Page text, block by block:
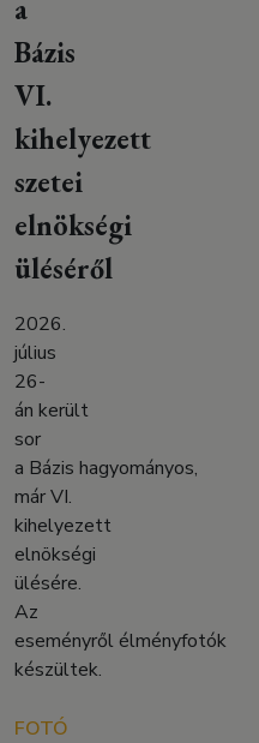
a
Bázis
VI.
kihelyezett
szetei
elnökségi
üléséről
2026.
július
26-
án került
sor
a Bázis hagyományos,
már VI.
kihelyezett
elnökségi
ülésére.
Az
eseményről élményfotók
készültek.
FOTÓ